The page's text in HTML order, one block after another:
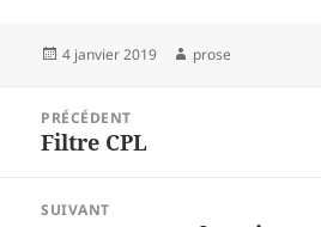
Publié
4 janvier 2019 Auteur
prose
l’article
PRÉCÉDENT
Article
Filtre CPL
SUIVANT